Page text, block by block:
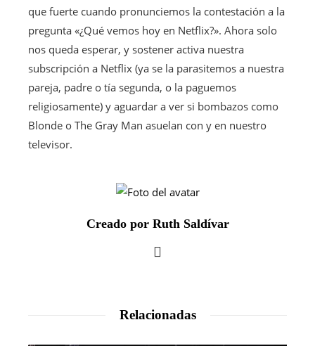
que fuerte cuando pronunciemos la contestación a la
pregunta «¿Qué vemos hoy en Netflix?». Ahora solo
nos queda esperar, y sostener activa nuestra
subscripción a Netflix (ya se la parasitemos a nuestra
pareja, padre o tía segunda, o la paguemos
religiosamente) y aguardar a ver si bombazos como
Blonde o The Gray Man asuelan con y en nuestro
televisor.
Creado por Ruth Saldívar
Relacionadas